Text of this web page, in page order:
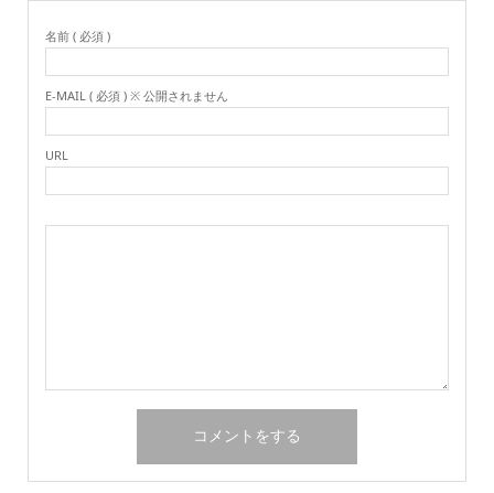
名前 ( 必須 )
E-MAIL ( 必須 ) ※ 公開されません
URL